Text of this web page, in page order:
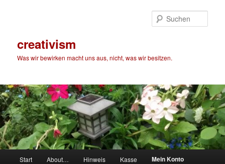
creativism
Was wir bewirken macht uns aus, nicht, was wir besitzen.
Start About… Hinweis Kasse Mein Konto